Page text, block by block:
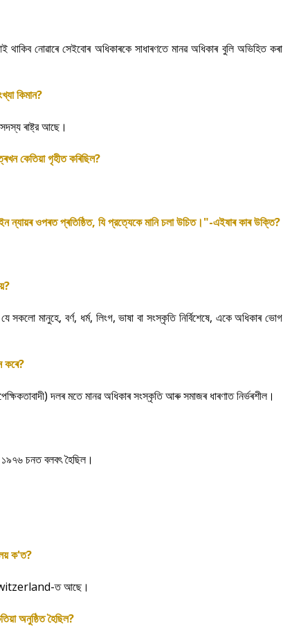
থাকিব নোৱাৰে সেইবোৰ অধিকাৰকে সাধাৰণতে মানৱ অধিকাৰ বুলি অভিহিত কৰা
কিমান?
সদস্য ৰাষ্ট্র আছে।
কেতিয়া গৃহীত কৰিছিল?
ন্যায়ৰ ওপৰত প্ৰতিষ্ঠিত, যি প্রত্যেকে মানি চলা উচিত।"-এইষাৰ কাৰ উক্তি?
?
যে সকলো মানুহে, বর্ণ, ধর্ম, লিংগ,ভাষা বা সংস্কৃতি নির্বিশেষে, একে অধিকাৰ ভোগ
কৰে?
)দলৰ মতে মানৱ অধিকাৰ সংস্কৃতি আৰু সমাজৰ ধাৰণাত নিৰ্ভৰশীল।
১৯৭৬ চনত বলবৎ হৈছিল।
ক'ত?
ত আছে।
অনুষ্ঠিত হৈছিল?